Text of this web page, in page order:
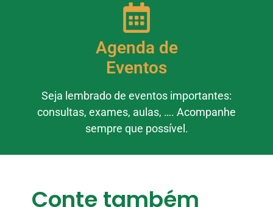
Agenda de
Eventos
Seja lembrado de eventos importantes:
consultas, exames, aulas, …. Acompanhe
sempre que possível.
Conte também